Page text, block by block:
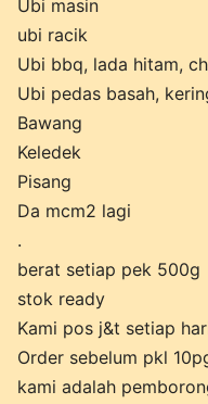
Ubi masin
ubi racik
Ubi bbq, lada hitam,
Ubi pedas basah,
Bawang
Keledek
Pisang
Da mcm2 lagi
.
berat setiap pek 500g
stok ready
Kami pos j&t setiap
Order sebelum pkl
kami adalah